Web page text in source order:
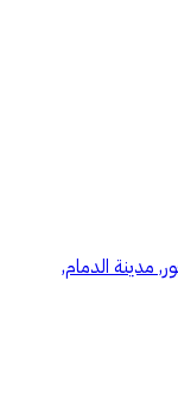
مدينة الدمام,